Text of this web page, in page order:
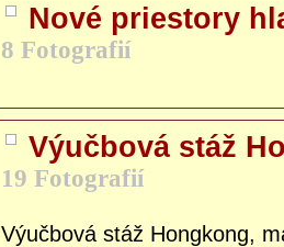
Nové priestory
8 Fotografií
Výučbová stáž
19 Fotografií
Výučbová stáž Hongkong,